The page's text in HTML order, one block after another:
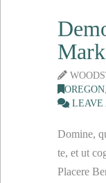
OREGON
LEAVE
Domine,
te, et ut
Placere